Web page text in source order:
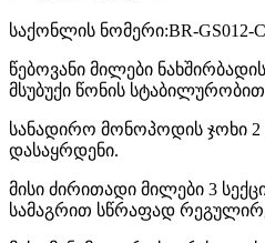
საქონლის ნომერი:BR-GS012-
წებოვანი მილები
მსუბუქი წონის
სანადირო მონოპოდის ჯოხი
დასაყრდენი.
მისი ძირითადი მილები 3
სამაგრით სწრაფად